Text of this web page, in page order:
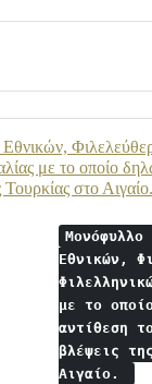
με το οποίο
Τουρκίας στο Αιγαίο.
Μονόφυλλο
Εθνικών,
με το
αντίθεση
βλέψεις
Αιγαίο.